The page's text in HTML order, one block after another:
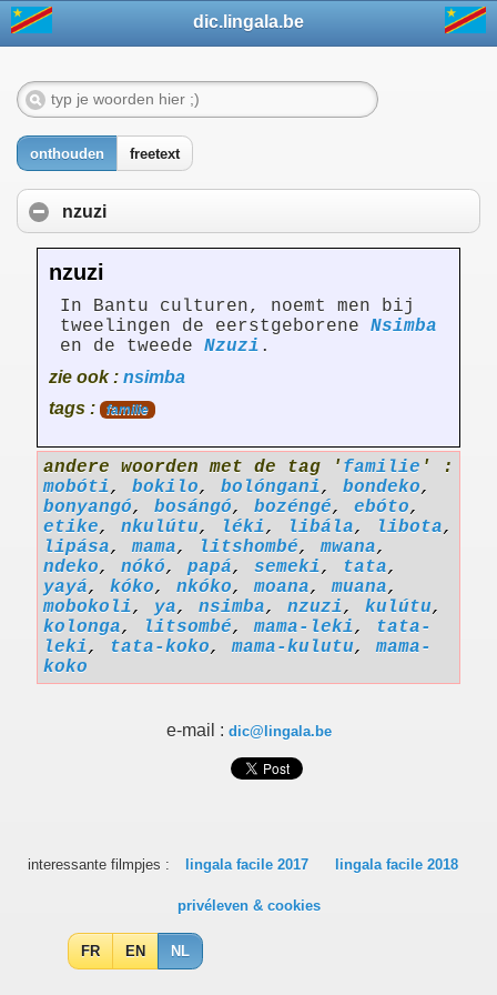
dic.lingala.be
onthouden freetext
nzuzi
nzuzi
In Bantu culturen, noemt men bij
tweelingen de eerstgeborene Nsimba
en de tweede Nzuzi .
zie ook : nsimba
tags :
familie
andere woorden met de tag ' familie ' :
mobóti, bokilo, bolóngani, bondeko,
bonyangó, bosángó, bozéngé, ebóto,
etike, nkulútu, léki, libála, libota,
lipása,mama, litshombé,mwana,
ndeko, nókó, papá, semeki, tata,
yayá, kóko, nkóko,moana,muana,
mobokoli, ya, nsimba, nzuzi, kulútu,
kolonga, litsombé,mama-leki,
tata-
leki, tata-koko,mama-kulutu,mama-
koko
e-mail : dic@lingala.be
interessante filmpjes : lingala facile 2017 lingala facile 2018
privéleven & cookies
FR EN NL